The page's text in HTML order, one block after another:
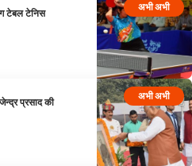
अभी अभी
टेबल टेनिस
अभी अभी
प्रसाद की